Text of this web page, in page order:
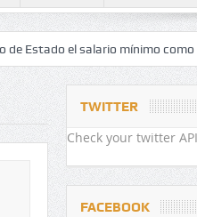
el salario mínimo como derecho
TWITTER
Check your twitter
FACEBOOK